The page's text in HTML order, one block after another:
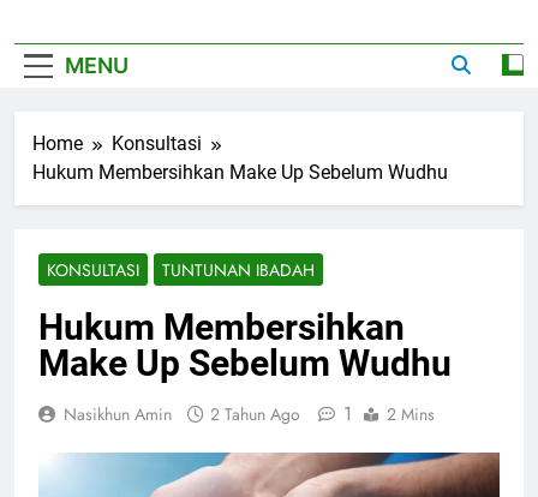
MENU
Home
Konsultasi
Hukum Membersihkan Make Up Sebelum Wudhu
KONSULTASI TUNTUNAN IBADAH
Hukum Membersihkan
Make Up Sebelum Wudhu
Nasikhun Amin 2 Tahun Ago 1 2 Mins